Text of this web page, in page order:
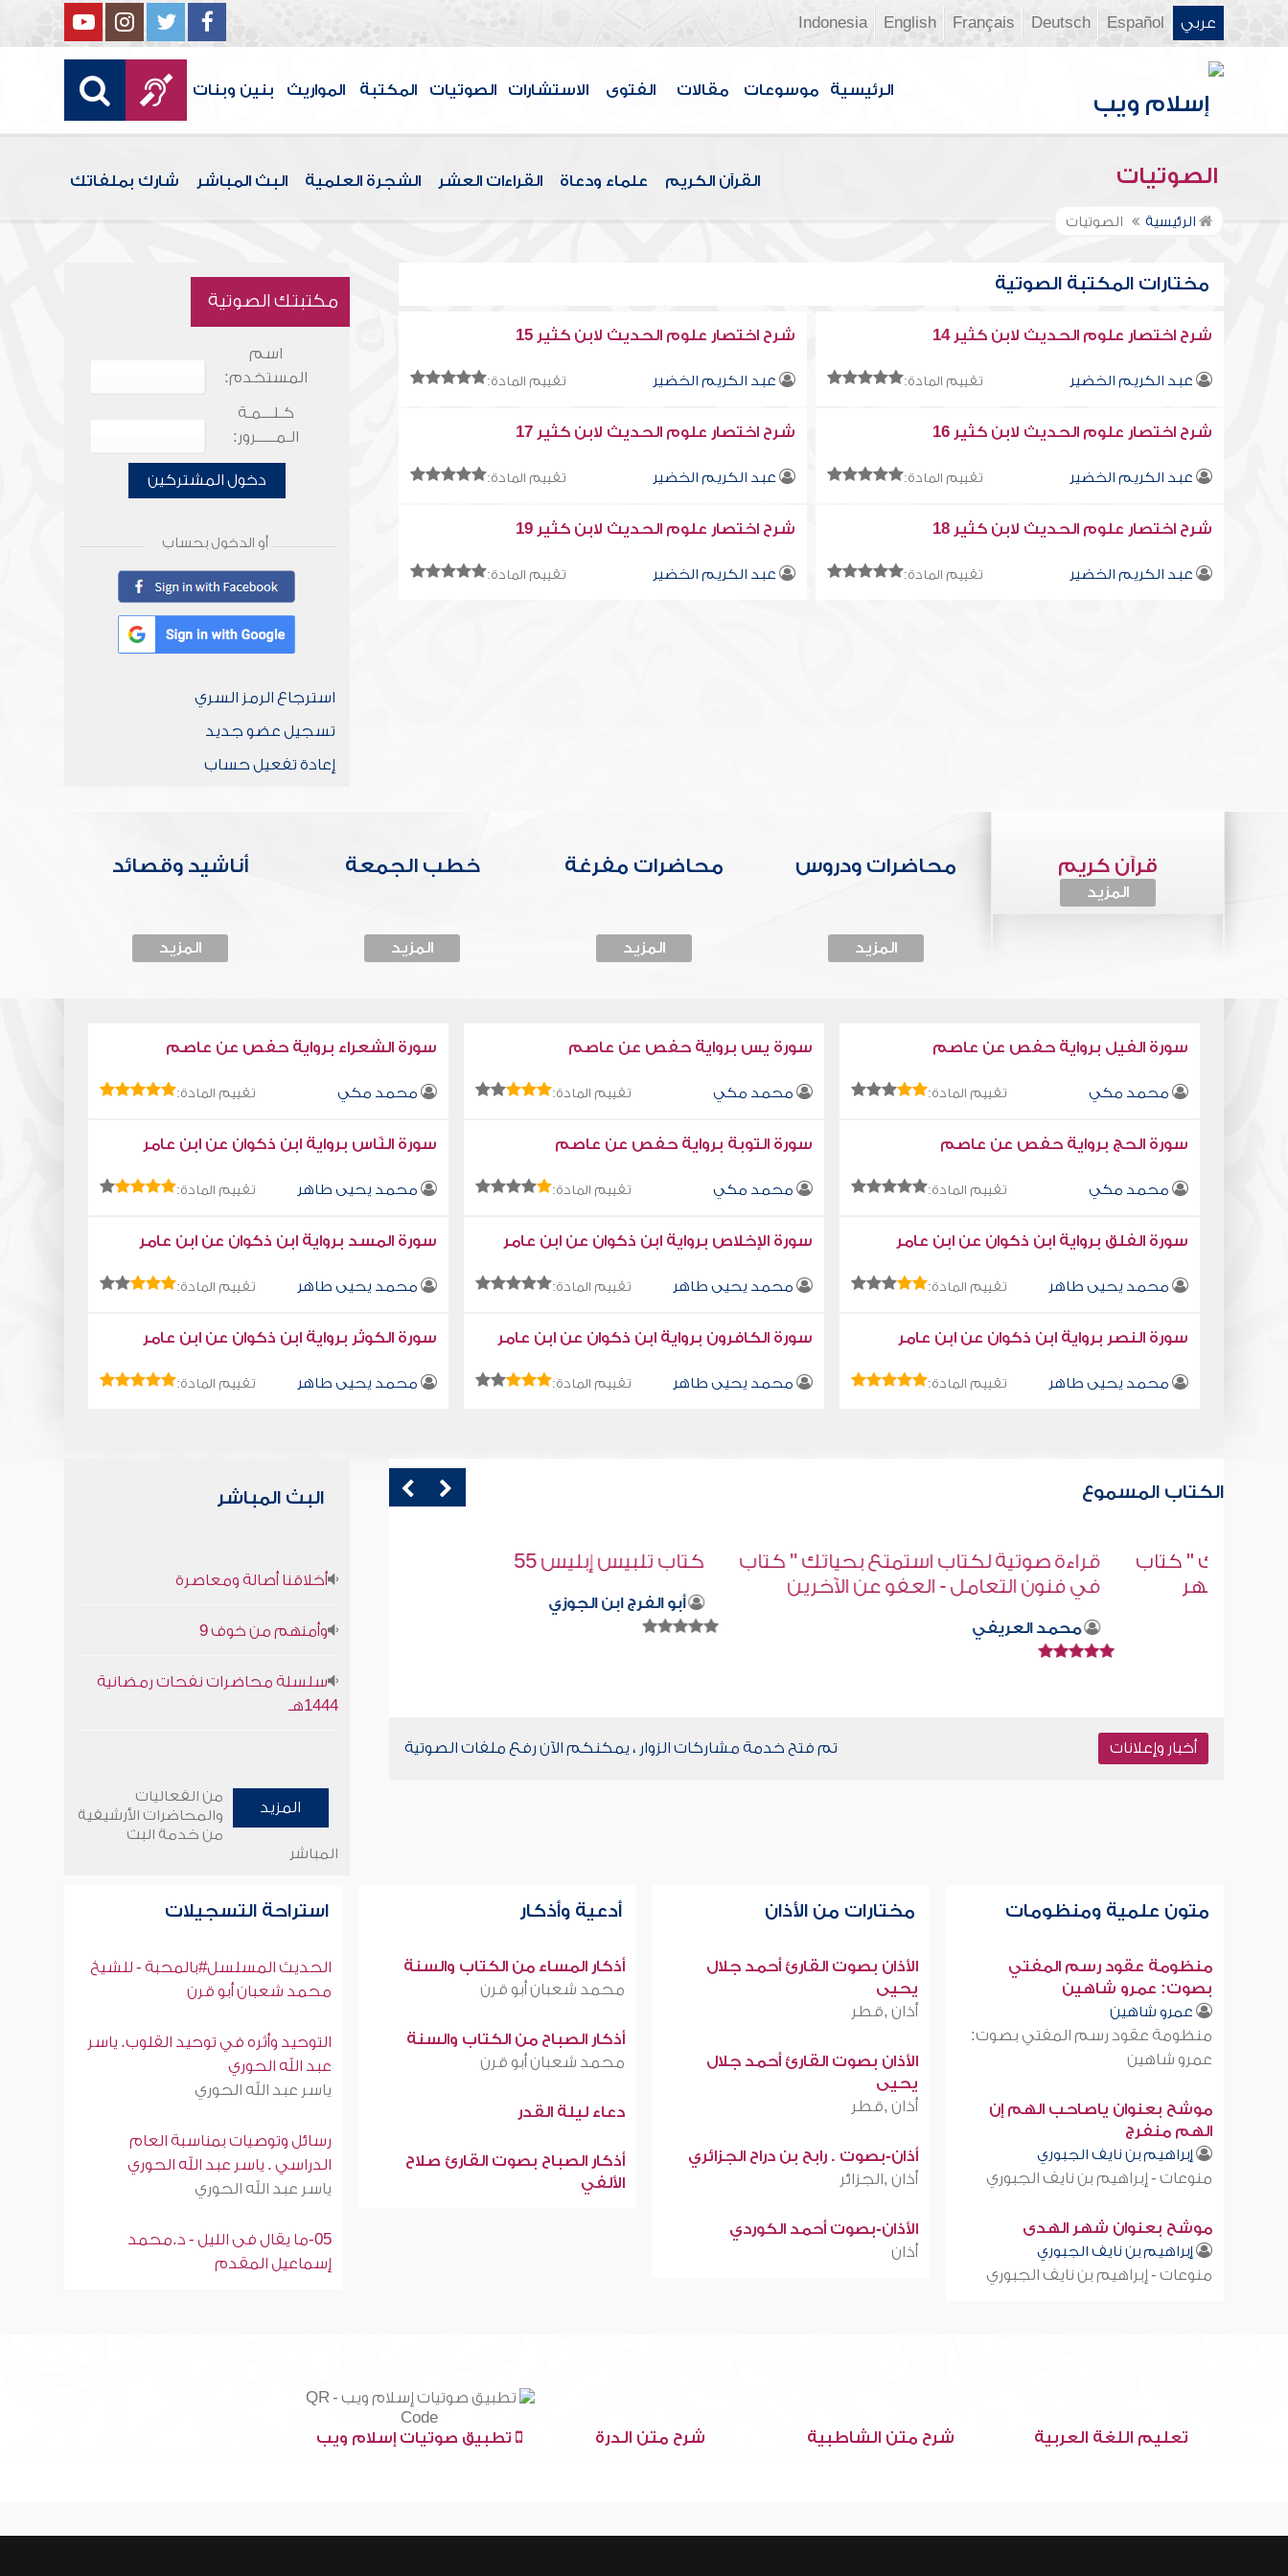
عربي Español
Deutsch
Français
English
Indonesia
الرئيسية موسوعات مقالات الفتوى الاستشارات الصوتيات المكتبة المواريث بنين وبنات
الصوتيات القرآن الكريم علماء ودعاة القراءات العشر الشجرة العلمية البث المباشر شارك بملفاتك
الرئيسية الصوتيات
مختارات المكتبة الصوتية
شرح اختصار علوم الحديث لابن كثير 14
عبد الكريم الخضير تقييم المادة:
شرح اختصار علوم الحديث لابن كثير 15
عبد الكريم الخضير تقييم المادة:
شرح اختصار علوم الحديث لابن كثير 16
عبد الكريم الخضير تقييم المادة:
شرح اختصار علوم الحديث لابن كثير 17
عبد الكريم الخضير تقييم المادة:
شرح اختصار علوم الحديث لابن كثير 18
عبد الكريم الخضير تقييم المادة:
شرح اختصار علوم الحديث لابن كثير 19
عبد الكريم الخضير تقييم المادة:
مكتبتك الصوتية
اسم
المستخدم:
كـلـــمـة
الـمـــــرور:
دخول المشتركين
أو الدخول بحساب
استرجاع الرمز السري
تسجيل عضو جديد
إعادة تفعيل حساب
قرآن كريم
المزيد
محاضرات ودروس
المزيد
محاضرات مفرغة
المزيد
خطب الجمعة
المزيد
أناشيد وقصائد
المزيد
سورة الفيل برواية حفص عن عاصم
محمد مكي تقييم المادة:
سورة يس برواية حفص عن عاصم
محمد مكي تقييم المادة:
سورة الشعراء برواية حفص عن عاصم
محمد مكي تقييم المادة:
سورة الحج برواية حفص عن عاصم
محمد مكي تقييم المادة:
سورة التوبة برواية حفص عن عاصم
محمد مكي تقييم المادة:
سورة النّاس برواية ابن ذكوان عن ابن عامر
محمد يحيى طاهر تقييم المادة:
سورة الفلق برواية ابن ذكوان عن ابن عامر
محمد يحيى طاهر تقييم المادة:
سورة الإخلاص برواية ابن ذكوان عن ابن عامر
محمد يحيى طاهر تقييم المادة:
سورة المسد برواية ابن ذكوان عن ابن عامر
محمد يحيى طاهر تقييم المادة:
سورة النصر برواية ابن ذكوان عن ابن عامر
محمد يحيى طاهر تقييم المادة:
سورة الكافرون برواية ابن ذكوان عن ابن عامر
محمد يحيى طاهر تقييم المادة:
سورة الكوثر برواية ابن ذكوان عن ابن عامر
محمد يحيى طاهر تقييم المادة:
الكتاب المسموع
قراءة صوتية لكتاب استمتع بحياتك " كتاب
في فنون التعامل - العفو عن الآخرين
محمد العريفي
كتاب تلبيس إبليس 55
أبو الفرج ابن الجوزي
في فنون التعامل - اذا لم يكن ما تريد فأرد
أخبار وإعلانات تم فتح خدمة مشاركات الزوار ، يمكنكم الآن رفع ملفات الصوتية
البث المباشر
أخلاقنا أصالة ومعاصرة
وأمنهم من خوف 9
سلسلة محاضرات نفحات رمضانية
1444هـ
المزيد
من الفعاليات
والمحاضرات الأرشيفية
من خدمة البث
المباشر
متون علمية ومنظومات
منظومة عقود رسم المفتي
بصوت: عمرو شاهين
عمرو شاهين
منظومة عقود رسم المفتي بصوت:
عمرو شاهين
موشح بعنوان ياصاحب الهم إن
الهم منفرج
إبراهيم بن نايف الجبوري
منوعات - إبراهيم بن نايف الجبوري
موشح بعنوان شهر الهدى
إبراهيم بن نايف الجبوري
منوعات - إبراهيم بن نايف الجبوري
مختارات من الأذان
الأذان بصوت القارئ أحمد جلال
يحيى
أذان ,قطر
الأذان بصوت القارئ أحمد جلال
يحيى
أذان ,قطر
أذان-بصوت . رابح بن دراح الجزائري
أذان ,الجزائر
الأذان-بصوت أحمد الكوردي
أذان
أدعية وأذكار
أذكار المساء من الكتاب والسنة
محمد شعبان أبو قرن
أذكار الصباح من الكتاب والسنة
محمد شعبان أبو قرن
دعاء ليلة القدر
أذكار الصباح بصوت القارئ صلاح
الألفي
استراحة التسجيلات
الحديث المسلسل#بالمحبة - للشيخ
محمد شعبان أبو قرن
التوحيد وأثره في توحيد القلوب. ياسر
عبد الله الحوري
ياسر عبد الله الحوري
رسائل وتوصيات بمناسبة العام
الدراسي . ياسر عبد الله الحوري
ياسر عبد الله الحوري
05-ما يقال فى الليل - د.محمد
إسماعيل المقدم
تعليم اللغة العربية شرح متن الشاطبية شرح متن الدرة تطبيق صوتيات إسلام ويب